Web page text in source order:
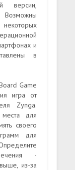
версии,
и
в
Game
игра от
Zynga.
места для
своего
для
-
из-за